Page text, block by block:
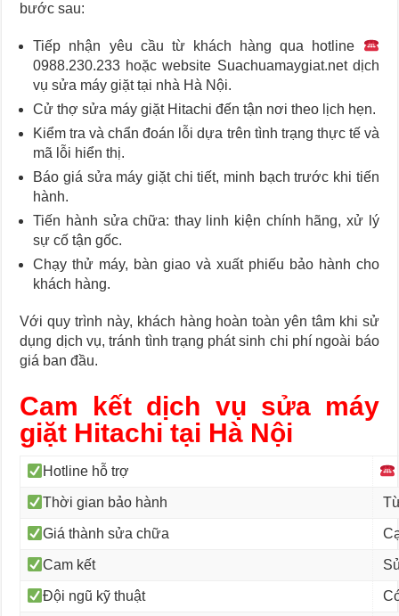
bước sau:
Tiếp nhận yêu cầu từ khách hàng qua hotline
0988.230.233 hoặc website Suachuamaygiat.net dịch
vụ sửa máy giặt tại nhà Hà Nội.
Cử thợ sửa máy giặt Hitachi đến tận nơi theo lịch hẹn.
Kiểm tra và chẩn đoán lỗi dựa trên tình trạng thực tế và
mã lỗi hiển thị.
Báo giá sửa máy giặt chi tiết, minh bạch trước khi tiến
hành.
Tiến hành sửa chữa: thay linh kiện chính hãng, xử lý
sự cố tận gốc.
Chạy thử máy, bàn giao và xuất phiếu bảo hành cho
khách hàng.
Với quy trình này, khách hàng hoàn toàn yên tâm khi sử
dụng dịch vụ, tránh tình trạng phát sinh chi phí ngoài báo
giá ban đầu.
Cam kết dịch vụ sửa máy
giặt Hitachi tại Hà Nội
Hotline hỗ trợ
Thời gian bảo hành
Giá thành sửa chữa
Cam kết
Đội ngũ kỹ thuật